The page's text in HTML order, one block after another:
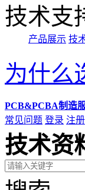
技术支
产品展示 技
为什么
PCB&PCBA制造
常见问题 登录 注册
技术资